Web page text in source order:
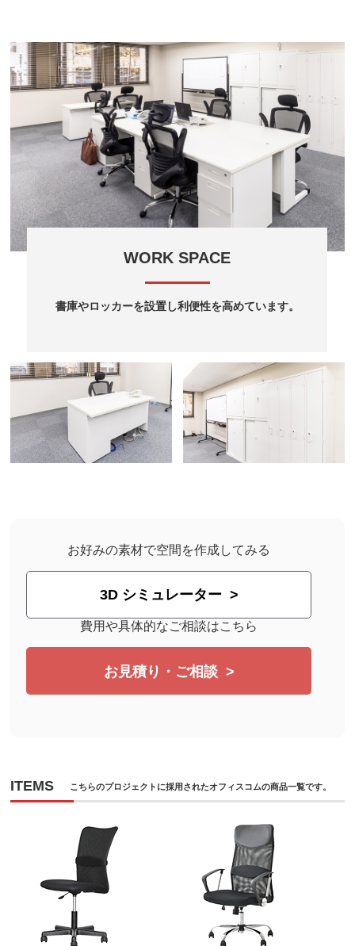
WORK SPACE
書庫やロッカーを設置し利便性を高めています。
お好みの素材で空間を作成してみる
3D シミュレーター
費用や具体的なご相談はこちら
お見積り・ご相談
ITEMS こちらのプロジェクトに採用されたオフィスコムの商品一覧です。